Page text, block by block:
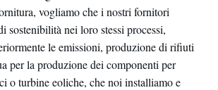
vogliamo che i nostri fornitori
sostenibilità nei loro stessi processi,
le emissioni, produzione di rifiuti
per la produzione dei componenti per
o turbine eoliche, che noi installiamo e